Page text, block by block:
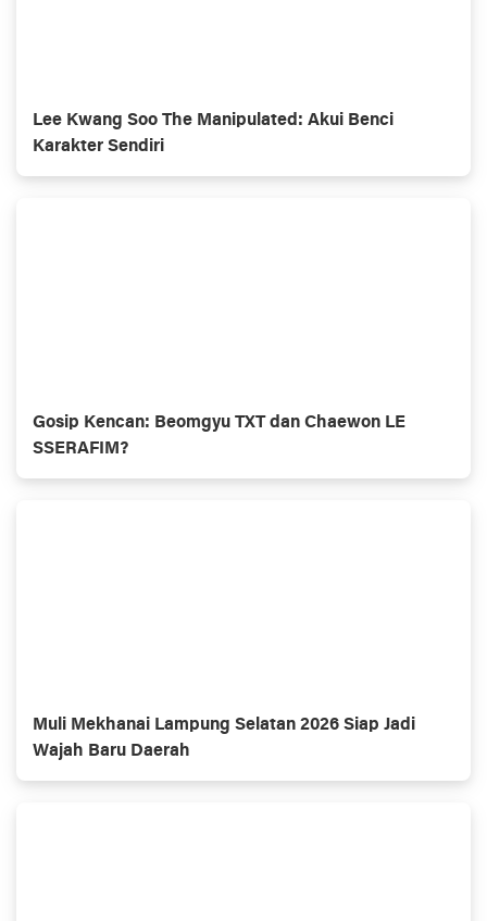
Lee Kwang Soo The Manipulated: Akui Benci
Karakter Sendiri
Gosip Kencan: Beomgyu TXT dan Chaewon LE
SSERAFIM?
Muli Mekhanai Lampung Selatan 2026 Siap Jadi
Wajah Baru Daerah